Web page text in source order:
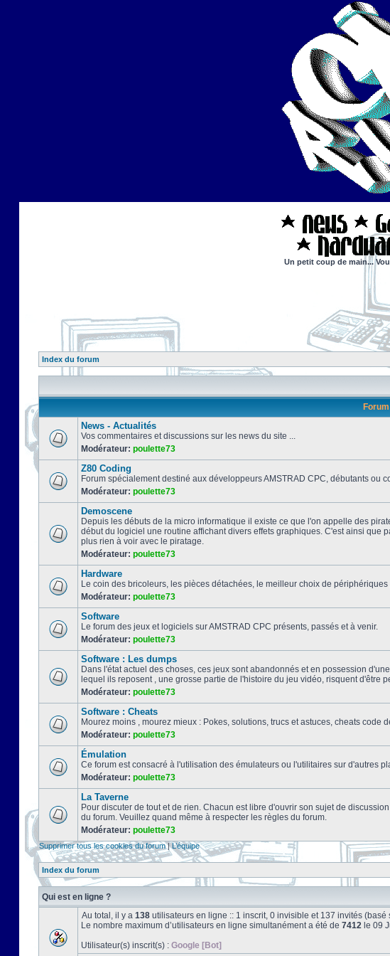
Un petit coup de main...
Index du forum
Forum
News - Actualités
Vos commentaires et discussions sur les news du site ...
Modérateur: poulette73
Z80 Coding
Forum spécialement destiné aux développeurs AMSTRAD CPC, débutants ou
Modérateur: poulette73
Demoscene
Depuis les débuts de la micro informatique il existe ce que l'on appelle des
début du logiciel une routine affichant divers effets graphiques. C'est ainsi que
plus rien à voir avec le piratage.
Modérateur: poulette73
Hardware
Le coin des bricoleurs, les pièces détachées, le meilleur choix de
Modérateur: poulette73
Software
Le forum des jeux et logiciels sur AMSTRAD CPC présents, passés et à venir.
Modérateur: poulette73
Software : Les dumps
Dans l'état actuel des choses, ces jeux sont abandonnés et en possession
lequel ils reposent , une grosse partie de l'histoire du jeu vidéo, risquent d'être
Modérateur: poulette73
Software : Cheats
Mourez moins , mourez mieux : Pokes, solutions, trucs et astuces, cheats code
Modérateur: poulette73
Émulation
Ce forum est consacré à l'utilisation des émulateurs ou l'utilitaires sur d'autres
Modérateur: poulette73
La Taverne
Pour discuter de tout et de rien. Chacun est libre d'ouvrir son sujet de
du forum. Veuillez quand même à respecter les règles du forum.
Modérateur: poulette73
Supprimer tous les cookies du forum|L’équipe
Index du forum
Qui est en ligne ?
Au total, il y a 138 utilisateurs en ligne :: 1 inscrit, 0 invisible et 137 invités
Le nombre maximum d’utilisateurs en ligne simultanément a été de 7412 le 09
Utilisateur(s) inscrit(s) : Google [Bot]